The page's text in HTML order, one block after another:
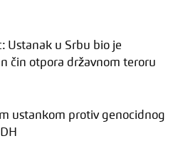
Ustanak u Srbu bio je
čin otpora državnom teroru
ustankom protiv genocidnog